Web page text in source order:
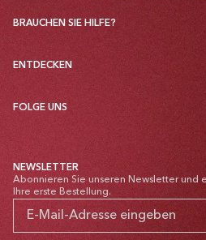
BRAUCHEN SIE HILFE?
ENTDECKEN
FOLGE UNS
NEWSLETTER
Abonnieren Sie unseren Newsletter und
Ihre erste Bestellung.